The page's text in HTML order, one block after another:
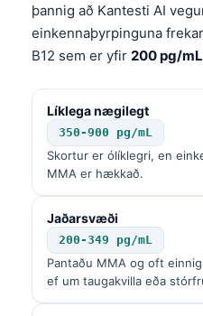
þannig að Kantesti AI
einkennaþyrpinguna
B12 sem er yfir 200 pg/mL
Líklega nægilegt
350-900 pg/mL
Skortur er ólíklegri, en
MMA er hækkað.
Jaðarsvæði
200-349 pg/mL
Pantaðu MMA og oft
ef um taugakvilla eða